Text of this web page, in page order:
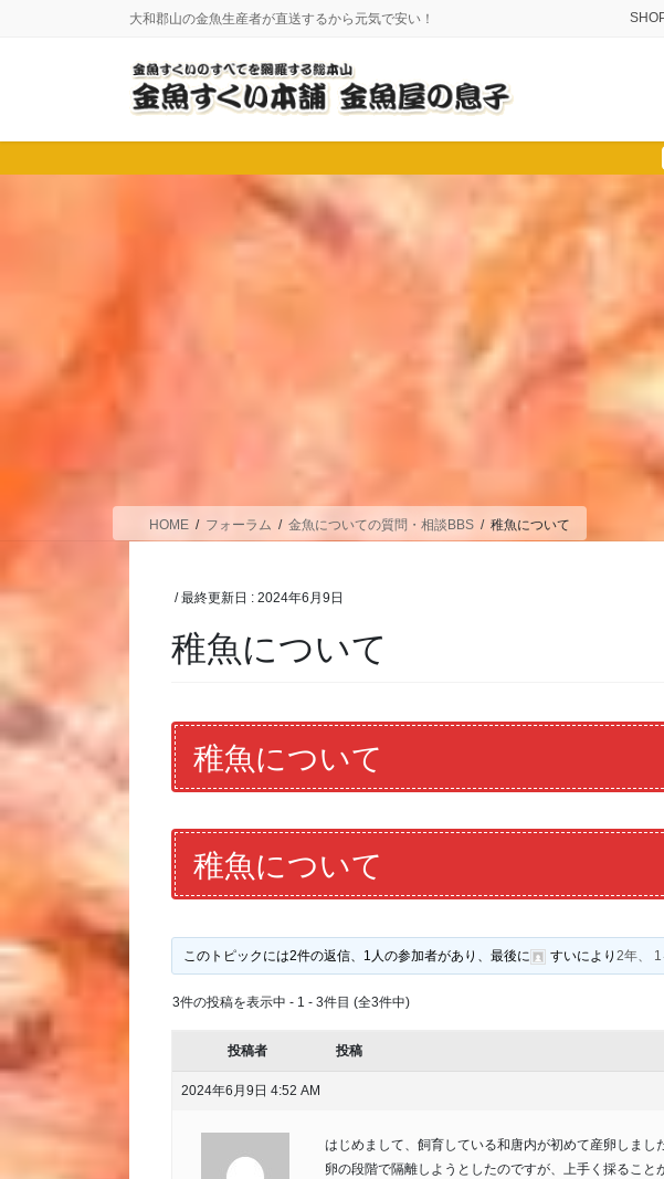
に
移
ョ
ン
大和郡山の金魚生産者が直送するから元気で安い！
HOME フォーラム 金魚についての質問・相談BBS 稚魚について
/ 最終更新日 :2024年6月9日
稚魚について
稚魚について
稚魚について
このトピックには2件の返信、1人の参加者があり、最後に すいにより 2年、
3件の投稿を表示中 - 1 - 3件目 (全3件中)
投稿者 投稿
2024年6月9日 4:52 AM
はじめまして、飼育している和唐内が初めて産卵しまし
卵の段階で隔離しようとしたのですが、上手く採ること